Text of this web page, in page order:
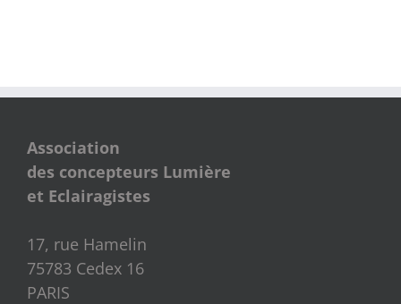
Association
des concepteurs Lumière
et Eclairagistes
17, rue Hamelin
75783 Cedex 16
PARIS